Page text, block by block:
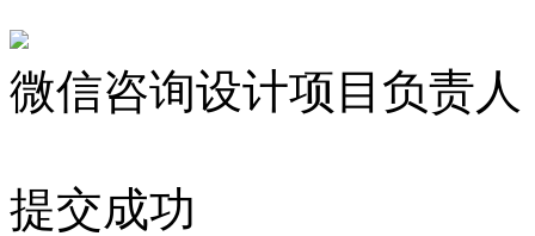
微信咨询设计项目负责人
提交成功